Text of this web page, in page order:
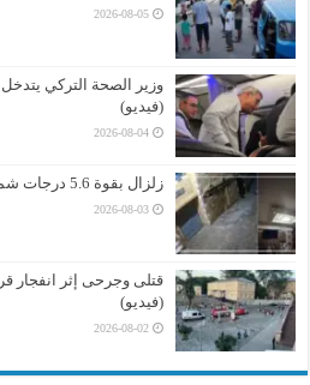
2026-08-05
وزير الصحة التركي
(فيديو)
2026-08-04
زلزال بقوة 5.6 درجات شمال شرق شرم الشيخ بمصر
2026-08-03
قتلى وجرحى إثر
(فيديو)
2026-08-02